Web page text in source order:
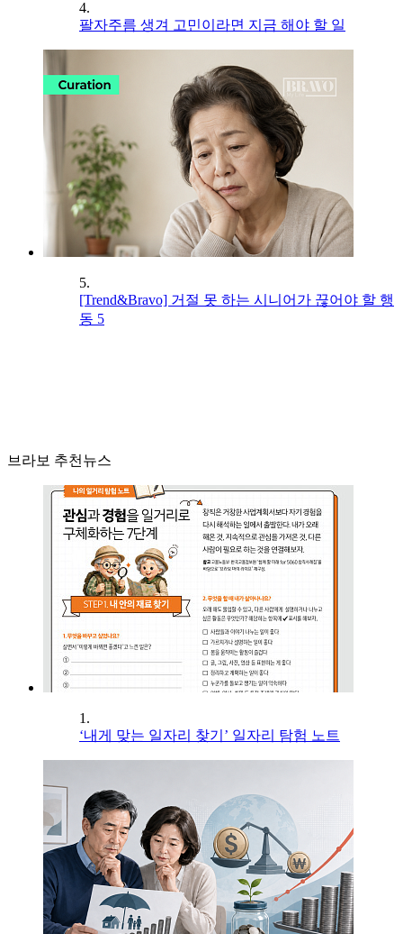
4.
팔자주름 생겨 고민이라면 지금 해야 할 일
5.
[Trend&Bravo] 거절 못 하는 시니어가 끊어야 할 행
동 5
브라보 추천뉴스
1.
‘내게 맞는 일자리 찾기’ 일자리 탐험 노트